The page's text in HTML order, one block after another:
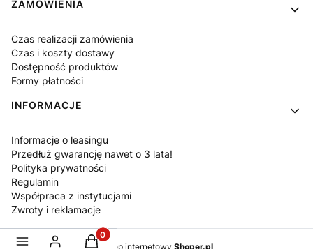
ZAMÓWIENIA
Czas realizacji zamówienia
Czas i koszty dostawy
Dostępność produktów
Formy płatności
INFORMACJE
Informacje o leasingu
Przedłuż gwarancję nawet o 3 lata!
Polityka prywatności
Regulamin
Współpraca z instytucjami
Zwroty i reklamacje
Sklep internetowy Shoper.pl
Produkty w koszyku: 0. Zobacz szczegóły